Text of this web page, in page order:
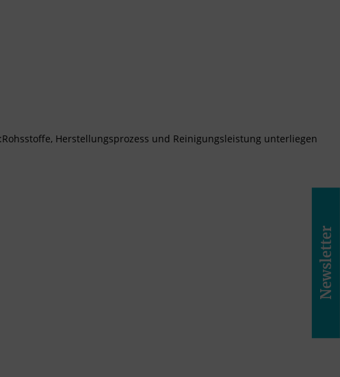
Herstellungsprozess und Reinigungsleistung unterliegen
Newsletter